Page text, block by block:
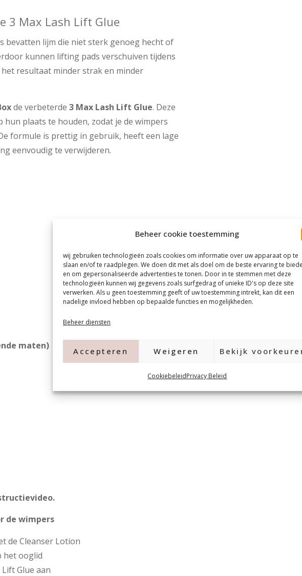
Beheer cookie toestemming
wij gebruiken technologieën zoals cookies om informatie over uw apparaat op te
slaan en/of te raadplegen. We doen dit met als doel om de beste ervaring te
en om gepersonaliseerde advertenties te tonen. Door in te stemmen met deze
technologieën kunnen wij gegevens zoals surfgedrag of unieke ID's op deze site
verwerken. Als u geen toestemming geeft of uw toestemming intrekt, kan dit een
nadelige invloed hebben op bepaalde functies en mogelijkheden.
Beheer diensten
Accepteren Weigeren Bekijk
CookiebeleidPrivacy Beleid
3 Max Lash Lift Glue
bevatten lijm die niet sterk genoeg hecht of
kunnen lifting pads verschuiven tijdens
resultaat minder strak en minder
de verbeterde 3 Max Lash Lift Glue. Deze
hun plaats te houden, zodat je de wimpers
formule is prettig in gebruik, heeft een lage
eenvoudig te verwijderen.
maten)
de wimpers
de Cleanser Lotion
het ooglid
Glue aan